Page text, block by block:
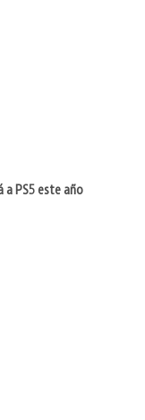
a PS5 este año